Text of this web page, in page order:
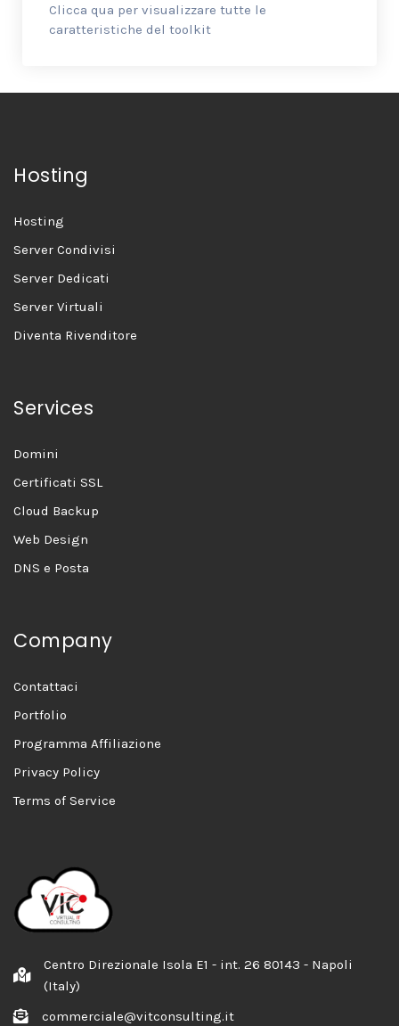
Clicca qua per visualizzare tutte le
caratteristiche del toolkit
Hosting
Hosting
Server Condivisi
Server Dedicati
Server Virtuali
Diventa Rivenditore
Services
Domini
Certificati SSL
Cloud Backup
Web Design
DNS e Posta
Company
Contattaci
Portfolio
Programma Affiliazione
Privacy Policy
Terms of Service
Centro Direzionale Isola E1 - int. 26 80143 - Napoli
(Italy)
commerciale@vitconsulting.it